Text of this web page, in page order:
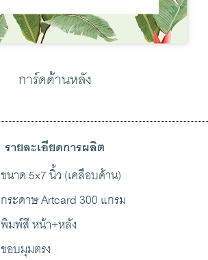
การ์ดด้านหลัง
รายละเอียดการผลิต
ขนาด 5x7 นิ้ว (เคลือบด้าน)
กระดาษ Artcard 300 แกรม
พิมพ์สี หน้า+หลัง
ขอบมุมตรง